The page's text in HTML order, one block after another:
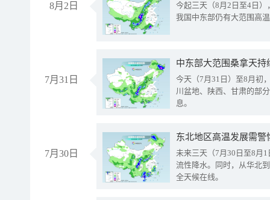
8月2日
今起三天（8月2日至4日
我国中东部仍有大范围高
7月31日
中东部大范围桑拿天
今天（7月31日）至8月初
川盆地、陕西、甘肃的部
息。
7月30日
东北地区高温发展需
未来三天（7月30日至8月
流性降水。同时，从华北
全天候在线。